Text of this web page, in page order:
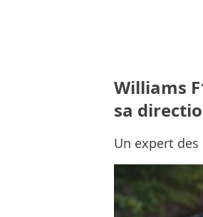
Williams
sa
Un expert